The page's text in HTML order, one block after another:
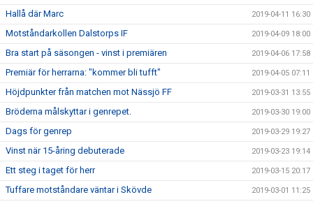
Hallå där Marc 2019-04-11 16:30
Motståndarkollen Dalstorps IF 2019-04-09 18:00
Bra start på säsongen - vinst i premiären 2019-04-06 17:58
Premiär för herrarna: "kommer bli tufft" 2019-04-05 07:11
Höjdpunkter från matchen mot Nässjö FF 2019-03-31 13:55
Bröderna målskyttar i genrepet. 2019-03-30 19:00
Dags för genrep 2019-03-29 19:27
Vinst när 15-åring debuterade 2019-03-23 19:14
Ett steg i taget för herr 2019-03-15 20:17
Tuffare motståndare väntar i Skövde 2019-03-01 11:25